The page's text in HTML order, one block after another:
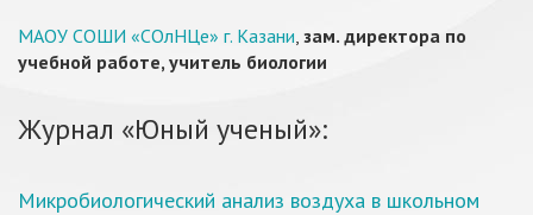
МАОУ СОШИ «СОлНЦе» г. Казани, зам. директора по
учебной работе, учитель биологии
Журнал «Юный ученый»:
Микробиологический анализ воздуха в школьном